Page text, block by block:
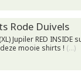
Rode Duivels
Jupiler RED INSIDE
mooie shirts ! (…)